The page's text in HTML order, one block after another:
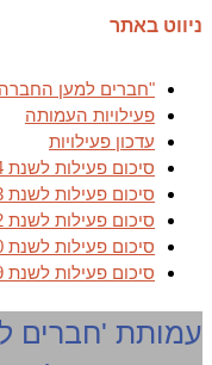
ניווט באתר
"חברים למען
פעילויות העמותה
עדכון פעילויות
סיכום פעילות לשנת 2014
סיכום פעילות לשנת 2013
סיכום פעילות לשנת 2012
סיכום פעילות לשנת 2010
סיכום פעילות לשנת 2009
עמותת 'חברים